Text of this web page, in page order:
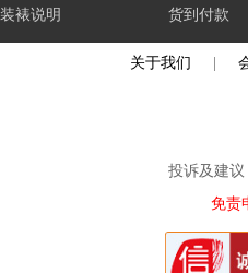
装裱说明 货到付款
关于我们
投诉及建
免责